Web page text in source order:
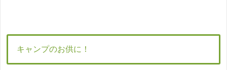
キャンプのお供に！